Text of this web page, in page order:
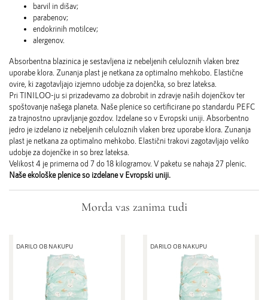
barvil in dišav;
parabenov;
endokrinih motilcev;
alergenov.
Absorbentna blazinica je sestavljena iz nebeljenih celuloznih vlaken brez
uporabe klora. Zunanja plast je netkana za optimalno mehkobo. Elastične
ovire, ki zagotavljajo izjemno udobje za dojenčka, so brez lateksa.
Pri TINILOO-ju si prizadevamo za dobrobit in zdravje naših dojenčkov ter
spoštovanje našega planeta. Naše plenice so certificirane po standardu PEFC
za trajnostno upravljanje gozdov. Izdelane so v Evropski uniji. Absorbentno
jedro je izdelano iz nebeljenih celuloznih vlaken brez uporabe klora. Zunanja
plast je netkana za optimalno mehkobo. Elastični trakovi zagotavljajo veliko
udobje za dojenčke in so brez lateksa.
Velikost 4 je primerna od 7 do 18 kilogramov. V paketu se nahaja 27 plenic.
Naše ekološke plenice so izdelane v Evropski uniji.
Morda vas zanima tudi
DARILO OB NAKUPU DARILO OB NAKUPU